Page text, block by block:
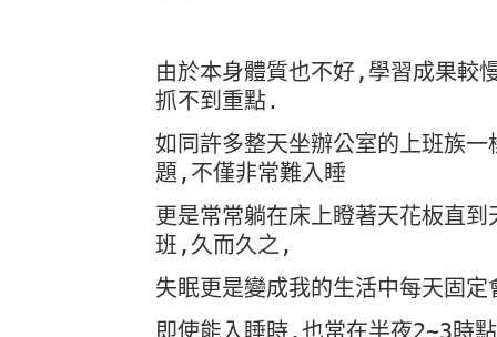
由於本身體質也不好,學習成果較
抓不到重點.
如同許多整天坐辦公室的上班族
題,不僅非常難入睡
更是常常躺在床上瞪著天花板直
班,久而久之,
失眠更是變成我的生活中每天固
即使能入睡時,也常在半夜2~3時